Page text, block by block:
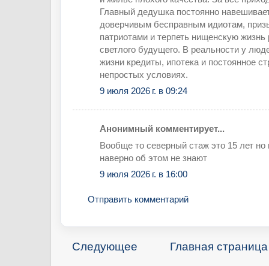
Главный дедушка постоянно
доверчивым бесправным идиотам,
патриотами и терпеть нищенскую жизнь
светлого будущего. В реальности у
жизни кредиты, ипотека и постоянное
непростых условиях.
9 июля 2026 г. в 09:24
Анонимный комментирует...
Вообще то северный стаж это 15 лет
наверно об этом не знают
9 июля 2026 г. в 16:00
Отправить комментарий
Следующее Главная страница